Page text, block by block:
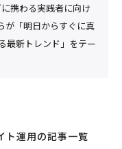
携わる実践者に向け
が「明日からすぐに真
最新トレンド」をテー
ト運用の記事一覧